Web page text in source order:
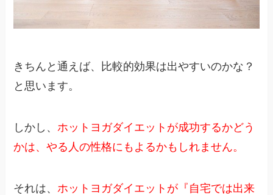
きちんと通えば、比較的効果は出やすいのかな？
と思います。
しかし、 ホットヨガダイエットが成功するかどう
かは、やる人の性格にもよるかもしれません。
それは、 ホットヨガダイエットが『自宅では出来